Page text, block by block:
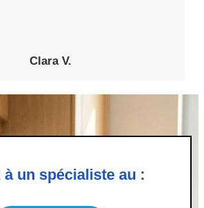
Clara V.
à un spécialiste au :